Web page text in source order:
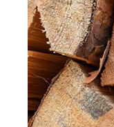
❆